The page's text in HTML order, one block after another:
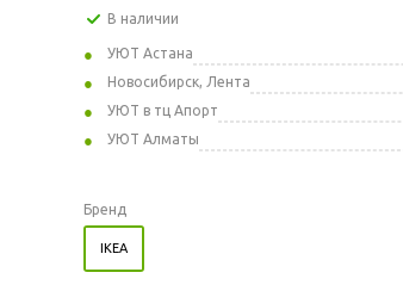
В наличии
УЮТ Астана
Новосибирск, Лента
УЮТ в тц Апорт
УЮТ Алматы
Бренд
IKEA